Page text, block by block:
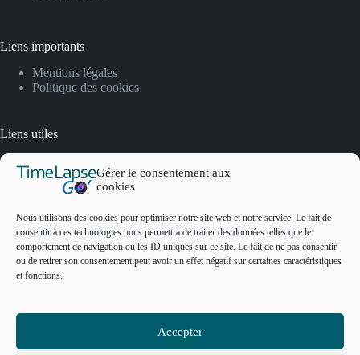
Gérer le consentement aux
cookies
Nous utilisons des cookies pour optimiser notre site web et notre service. Le fait de
consentir à ces technologies nous permettra de traiter des données telles que le
comportement de navigation ou les ID uniques sur ce site. Le fait de ne pas consentir
ou de retirer son consentement peut avoir un effet négatif sur certaines caractéristiques
et fonctions.
Accepter
Liens importants
Mentions légales
Politique des cookies
Liens utiles
Lexique
Contact
Contact
contact@timelapsego.com